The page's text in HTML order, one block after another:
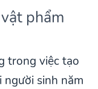
phẩm
trong việc tạo
sinh năm